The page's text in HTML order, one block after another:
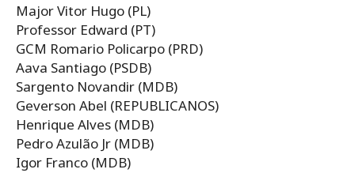
Major Vitor Hugo (PL)
Professor Edward (PT)
GCM Romario Policarpo (PRD)
Aava Santiago (PSDB)
Sargento Novandir (MDB)
Geverson Abel (REPUBLICANOS)
Henrique Alves (MDB)
Pedro Azulão Jr (MDB)
Igor Franco (MDB)